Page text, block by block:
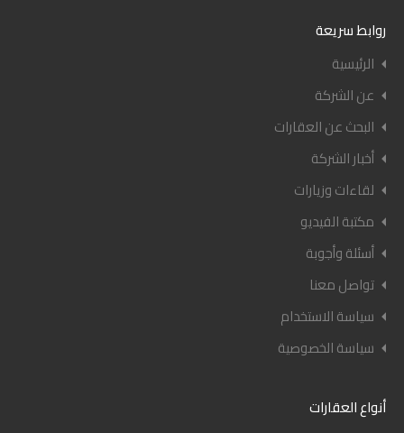
روابط سريعة
الرئيسية
عن الشركة
البحث عن العقارات
أخبار الشركة
لقاءات وزيارات
مكتبة الفيديو
أسئلة وأجوبة
تواصل معنا
سياسة الاستخدام
سياسة الخصوصية
أنواع العقارات